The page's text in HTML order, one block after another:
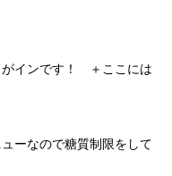
がインです！ ＋ここには
ーなので糖質制限をして